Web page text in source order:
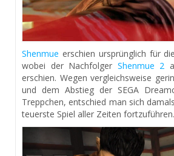
Shenmue erschien ursprünglich für
wobei der Nachfolger Shenmue 2
erschien. Wegen vergleichsweise
und dem Abstieg der SEGA
Treppchen, entschied man sich
teuerste Spiel aller Zeiten fortzuführen.